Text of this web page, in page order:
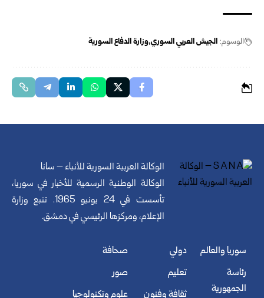
الوسوم: الجيش العربي السوري وزارة الدفاع السورية
الوكالة العربية السورية للأنباء – سانا
الوكالة الوطنية الرسمية للأخبار في سوريا،
تأسست في 24 يونيو 1965. تتبع وزارة
الإعلام، ومركزها الرئيسي في دمشق.
سوريا والعالم
رئاسة
الجمهورية
دولي
تعليم
ثقافة وفنون
صحافة
صور
علوم وتكنولوجيا